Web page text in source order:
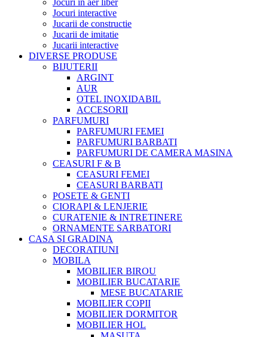
Jocuri in aer liber
Jocuri interactive
Jucarii de constructie
Jucarii de imitatie
Jucarii interactive
DIVERSE PRODUSE
BIJUTERII
ARGINT
AUR
OTEL INOXIDABIL
ACCESORII
PARFUMURI
PARFUMURI FEMEI
PARFUMURI BARBATI
PARFUMURI DE CAMERA MASINA
CEASURI F & B
CEASURI FEMEI
CEASURI BARBATI
POSETE & GENTI
CIORAPI & LENJERIE
CURATENIE & INTRETINERE
ORNAMENTE SARBATORI
CASA SI GRADINA
DECORATIUNI
MOBILA
MOBILIER BIROU
MOBILIER BUCATARIE
MESE BUCATARIE
MOBILIER COPII
MOBILIER DORMITOR
MOBILIER HOL